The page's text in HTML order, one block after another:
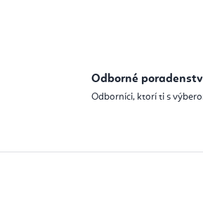
Odborné
Odborníci, ktorí ti s